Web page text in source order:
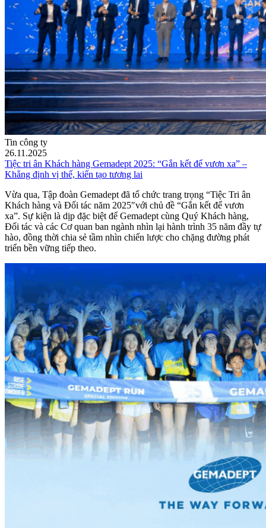
Tin công ty
26.11.2025
Tiệc tri ân Khách hàng Gemadept 2025: “Gắn kết để vươn xa” –
Khẳng định vị thế, kiến tạo tương lai
Vừa qua, Tập đoàn Gemadept đã tổ chức trang trọng “Tiệc Tri ân
Khách hàng và Đối tác năm 2025″với chủ đề “Gắn kết để vươn
xa”. Sự kiện là dịp đặc biệt để Gemadept cùng Quý Khách hàng,
Đối tác và các Cơ quan ban ngành nhìn lại hành trình 35 năm đầy tự
hào, đồng thời chia sẻ tầm nhìn chiến lược cho chặng đường phát
triển bền vững tiếp theo.